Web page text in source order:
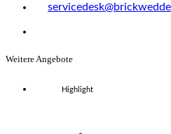
Weitere Angebote
Highlight